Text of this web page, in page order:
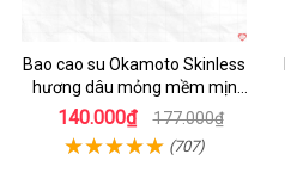
Bao cao su Okamoto Skinless
hương dâu mỏng mềm mịn
quyến rũ
140.000₫ 177.000₫
(707)